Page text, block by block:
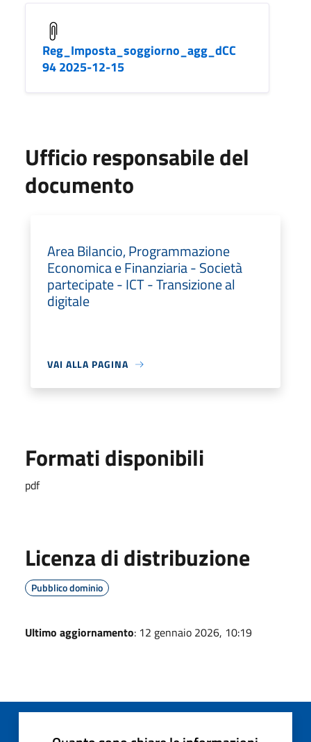
Reg_Imposta_soggiorno_agg_dCC
94 2025-12-15
Ufficio responsabile del
documento
Area Bilancio, Programmazione
Economica e Finanziaria - Società
partecipate - ICT - Transizione al
digitale
VAI ALLA PAGINA
Formati disponibili
pdf
Licenza di distribuzione
Pubblico dominio
Ultimo aggiornamento: 12 gennaio 2026, 10:19